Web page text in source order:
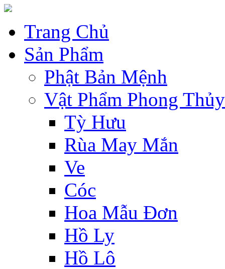
Trang Chủ
Sản Phẩm
Phật Bản Mệnh
Vật Phẩm Phong Thủy
Tỳ Hưu
Rùa May Mắn
Ve
Cóc
Hoa Mẫu Đơn
Hồ Ly
Hồ Lô